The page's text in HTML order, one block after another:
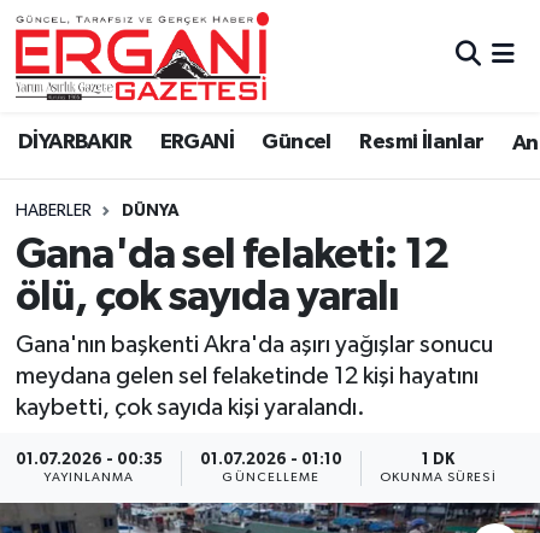
DİYARBAKIR ERGANİ Güncel Resmi İlanlar
HABERLER DÜNYA
Gana'da sel felaketi: 12
ölü, çok sayıda yaralı
Gana'nın başkenti Akra'da aşırı yağışlar sonucu
meydana gelen sel felaketinde 12 kişi hayatını
kaybetti, çok sayıda kişi yaralandı.
01.07.2026 - 00:35
YAYINLANMA
01.07.2026 - 01:10
GÜNCELLEME
1 DK
OKUNMA SÜRESI
DİYARBAKIR
BİSMİL
BAĞLAR
ERGANİ
Güncel
Eği̇ti̇m
Resmi İlanlar
Sağlık
Si̇yaset
Spor
Ergani Nöbetçi Eczaneler
Ergani Hava Durumu
Ergani Trafik Yoğunluk Haritası
Süper Lig Puan Durumu ve Fikstür
Tüm Manşetler
Son Dakika Haberleri
Haber Arşivi